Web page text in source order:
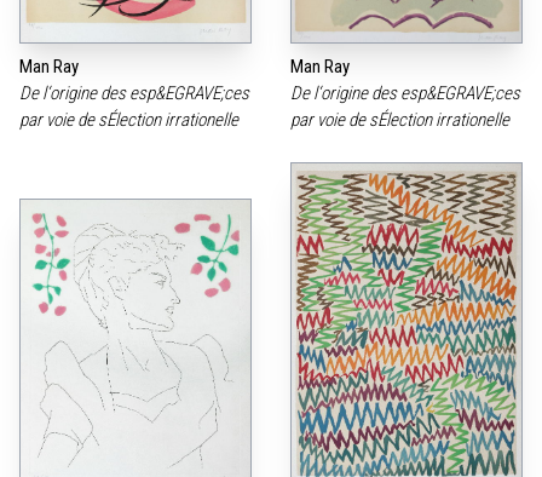
Man Ray
De l‘origine des esp&EGRAVE;ces
par voie de sÉlection irrationelle
Man Ray
De l‘origine des esp&EGRAVE;ces
par voie de sÉlection irrationelle